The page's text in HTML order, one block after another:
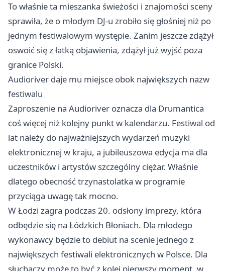
To właśnie ta mieszanka świeżości i znajomości sceny
sprawiła, że o młodym DJ-u zrobiło się głośniej niż po
jednym festiwalowym występie. Zanim jeszcze zdążył
oswoić się z łatką objawienia, zdążył już wyjść poza
granice Polski.
Audioriver daje mu miejsce obok największych nazw
festiwalu
Zaproszenie na Audioriver oznacza dla Drumantica
coś więcej niż kolejny punkt w kalendarzu. Festiwal od
lat należy do najważniejszych wydarzeń muzyki
elektronicznej w kraju, a jubileuszowa edycja ma dla
uczestników i artystów szczególny ciężar. Właśnie
dlatego obecność trzynastolatka w programie
przyciąga uwagę tak mocno.
W Łodzi zagra podczas 20. odsłony imprezy, która
odbędzie się na Łódzkich Błoniach. Dla młodego
wykonawcy będzie to debiut na scenie jednego z
największych festiwali elektronicznych w Polsce. Dla